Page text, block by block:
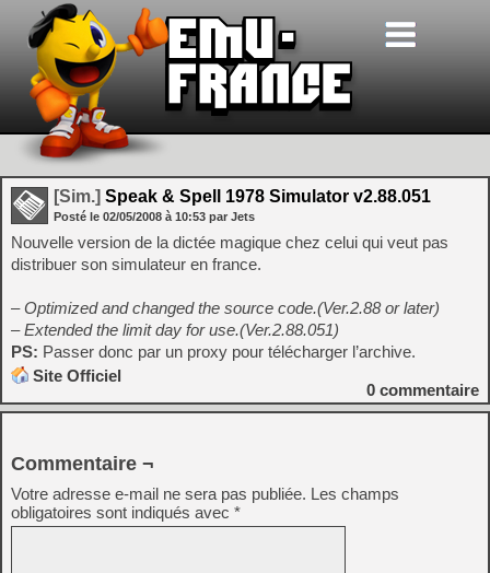
[Sim.] Speak & Spell 1978 Simulator v2.88.051
Posté le 02/05/2008 à 10:53 par Jets
Nouvelle version de la dictée magique chez celui qui veut pas
distribuer son simulateur en france.
– Optimized and changed the source code.(Ver.2.88 or later)
– Extended the limit day for use.(Ver.2.88.051)
PS: Passer donc par un proxy pour télécharger l’archive.
Site Officiel
0 commentaire
Commentaire ¬
Votre adresse e-mail ne sera pas publiée. Les champs
obligatoires sont indiqués avec *